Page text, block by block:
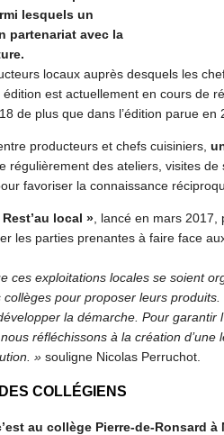
lesquels un
partenariat avec la
locaux auprès desquels les
est actuellement en cours de
de plus que dans l’édition parue en
producteurs et chefs cuisiniers,
régulièrement des ateliers, visites de
favoriser la connaissance
local » , lancé en mars
les parties prenantes à faire face
ces exploitations locales se soient
pour proposer leurs
la démarche. Pour garantir
réfléchissons à la création d’une
» souligne Nicolas Perruchot.
COLLÉGIENS
au collège Pierre-de-Ronsard à